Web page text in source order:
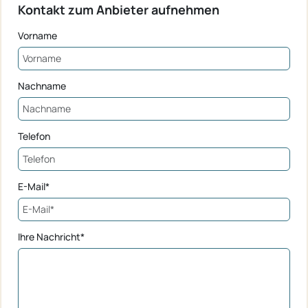
Kontakt zum Anbieter aufnehmen
Vorname
Nachname
Telefon
E-Mail*
Ihre Nachricht*